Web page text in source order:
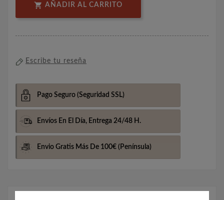
 AÑADIR AL CARRITO
Escribe tu reseña
Pago Seguro (Seguridad SSL)
Envíos En El Día, Entrega 24/48 H.
Envio Gratis Más De 100€ (Península)